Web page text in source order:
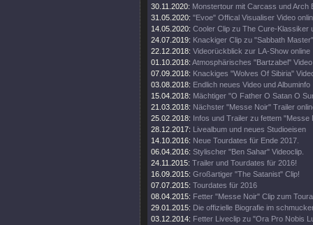
30.11.2020: Monstertour mit Carcass und Arch
31.05.2020: "Evoe" Offical Visualiser Video
14.05.2020: Cooler Clip zu The Cure-Klassiker
24.07.2019: Knackiger Clip zu "Sabbath Master"
22.12.2018: Videorückblick zur LA-Show online
01.10.2018: Atmosphärisches "Bartzabel" Video
07.09.2018: Knackiges "Wolves Of Sibiria"
03.08.2018: Endlich neues Video und Albuminfo
15.04.2018: Mächtiger "O Father O Satan O
21.03.2018: Nächster "Messe Noir" Trailer
25.02.2018: Infos und Trailer zu fettem "Messe
28.12.2017: Livealbum und neues Studioeisen
14.10.2016: Neue Tourdates für Ende 2017.
06.04.2016: Stylischer "Ben Sahar" Videoclip.
24.11.2015: Trailer und Tourdates für 2016!
16.09.2015: Großartiger "The Satanist" Clip!
07.07.2015: Tourdates für 2016
08.04.2015: Fetter "Messe Noir" Clip zum
29.01.2015: Die offizielle Biografie im
03.12.2014: Fetter Liveclip zu "Ora Pro Nobis